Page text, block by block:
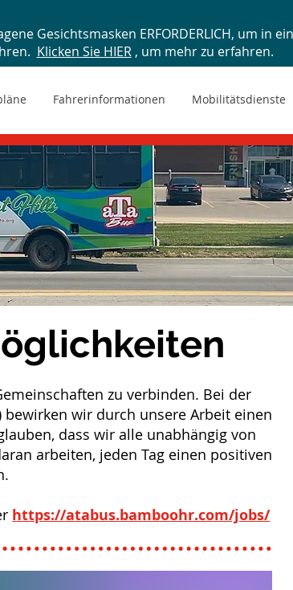
Gesichtsmasken ERFORDERLICH, um in
Klicken Sie HIER, um mehr zu erfahren.
Fahrerinformationen Mobilitätsdienste
zu verbinden. Bei der
bewirken wir durch unsere Arbeit einen
dass wir alle unabhängig von
arbeiten, jeden Tag einen positiven
https://atabus.bamboohr.com/jobs/